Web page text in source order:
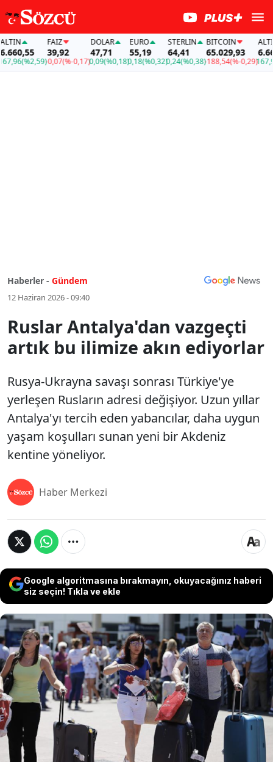
(%2,59)
FAİZ
39,92
-0,07(%-0,17)
DOLAR
47,71
0,09(%0,18)
EURO
55,19
0,18(%0,32)
STERLIN
64,41
0,24(%0,38)
BITCOIN
65.029,93
-188,54(%-0,29)
ALTIN
167,96
Haberler - Gündem
12 Haziran 2026 - 09:40
Ruslar Antalya'dan vazgeçti
artık bu ilimize akın ediyorlar
Rusya-Ukrayna savaşı sonrası Türkiye'ye
yerleşen Rusların adresi değişiyor. Uzun yıllar
Antalya'yı tercih eden yabancılar, daha uygun
yaşam koşulları sunan yeni bir Akdeniz
kentine yöneliyor.
Haber Merkezi
Google algoritmasına bırakmayın, okuyacağınız haberi
siz seçin! Tıkla ve ekle
Rusya-Ukrayna savaşı sonrası Türkiye'ye
yerleşen Rusların adresi değişiyor. Uzun yıllar
Antalya'yı tercih eden yabancılar, daha uygun
yaşam koşulları sunan yeni bir Akdeniz
kentine yöneliyor.